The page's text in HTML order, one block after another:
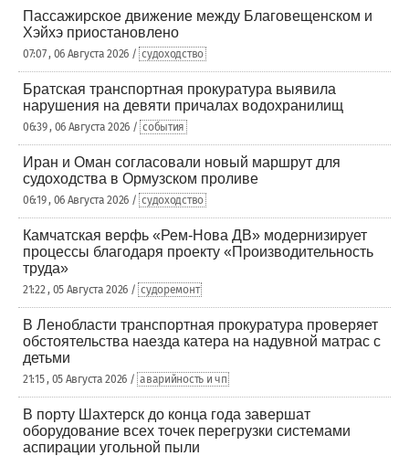
Пассажирское движение между Благовещенском и
Хэйхэ приостановлено
07:07 , 06 Августа 2026 / судоходство
Братская транспортная прокуратура выявила
нарушения на девяти причалах водохранилищ
06:39 , 06 Августа 2026 / события
Иран и Оман согласовали новый маршрут для
судоходства в Ормузском проливе
06:19 , 06 Августа 2026 / судоходство
Камчатская верфь «Рем-Нова ДВ» модернизирует
процессы благодаря проекту «Производительность
труда»
21:22 , 05 Августа 2026 / судоремонт
В Ленобласти транспортная прокуратура проверяет
обстоятельства наезда катера на надувной матрас с
детьми
21:15 , 05 Августа 2026 / аварийность и чп
В порту Шахтерск до конца года завершат
оборудование всех точек перегрузки системами
аспирации угольной пыли